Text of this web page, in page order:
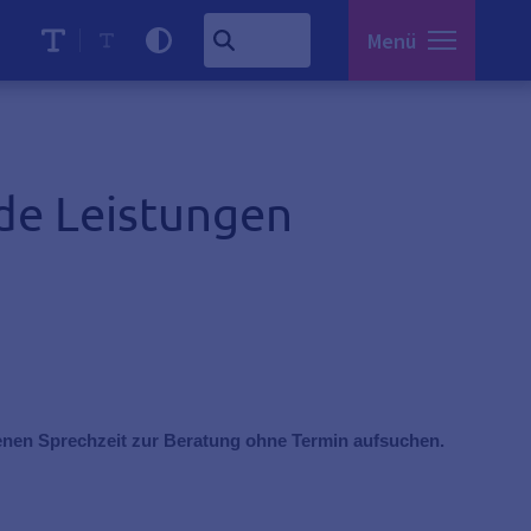
Menü
Leistungen
Sprechzeit zur Beratung ohne Termin aufsuchen.